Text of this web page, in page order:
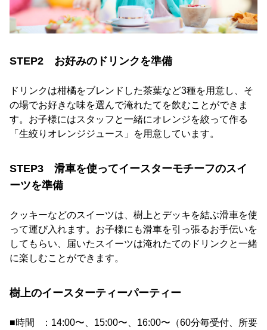
STEP2 お好みのドリンクを準備
ドリンクは柑橘をブレンドした茶葉など3種を用意し、そ
の場でお好きな味を選んで淹れたてを飲むことができま
す。お子様にはスタッフと一緒にオレンジを絞って作る
「生絞りオレンジジュース」を用意しています。
STEP3 滑車を使ってイースターモチーフのスイ
ーツを準備
クッキーなどのスイーツは、樹上とデッキを結ぶ滑車を使
って運び入れます。お子様にも滑車を引っ張るお手伝いを
してもらい、届いたスイーツは淹れたてのドリンクと一緒
に楽しむことができます。
樹上のイースターティーパーティー
■時間 ：14:00〜、15:00〜、16:00〜（60分毎受付、所要